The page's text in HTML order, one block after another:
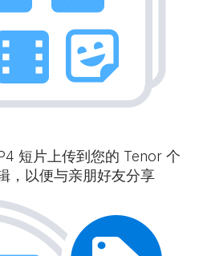
短片上传到您的 Tenor 个
，以便与亲朋好友分享